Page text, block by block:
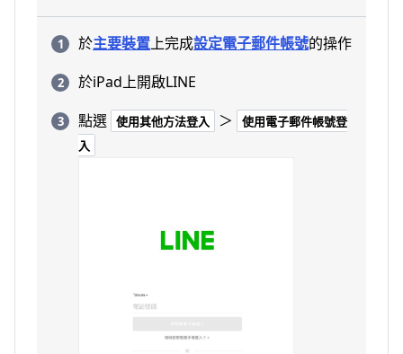
於主要裝置上完成設定電子郵件帳號的操作
於iPad上開啟LINE
點選 使用其他方法登入 ＞
使用電子郵件帳號登
入